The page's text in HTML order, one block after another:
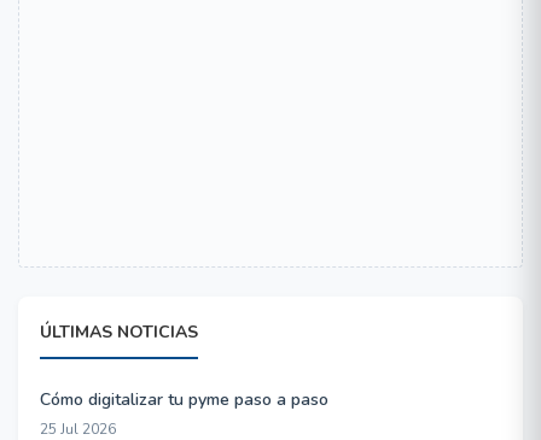
ÚLTIMAS NOTICIAS
Cómo digitalizar tu pyme paso a paso
25 Jul 2026